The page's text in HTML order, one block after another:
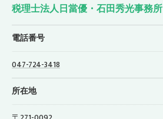
税理士法人日當優・石田秀光事務所
電話番号
047-724-3418
所在地